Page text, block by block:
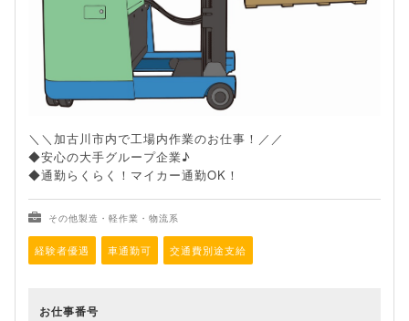
＼＼加古川市内で工場内作業のお仕事！／／
◆安心の大手グループ企業♪
◆通勤らくらく！マイカー通勤OK！
その他製造・軽作業・物流系
経験者優遇 車通勤可 交通費別途支給
お仕事番号